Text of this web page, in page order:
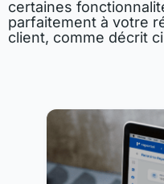
certaines
parfaitement à votre
client, comme décrit